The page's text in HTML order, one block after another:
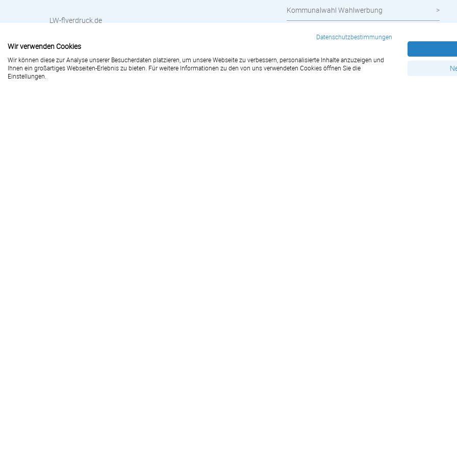
LW-flyerdruck.de
Kommunalwahl Wahlwerbung
Vereinsfest Vereinswerbung
Datenschutzbestimmungen
Wir verwenden Cookies
Wir können diese zur Analyse unserer Besucherdaten platzieren, um unsere Webseite zu verbessern, personalisierte Inhalte anzuzeigen und
Ihnen ein großartiges Webseiten-Erlebnis zu bieten. Für weitere Informationen zu den von uns verwendeten Cookies öffnen Sie die
Einstellungen.